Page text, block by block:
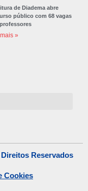
de Diadema abre
público com 68 vagas
»
Reservados
Cookies